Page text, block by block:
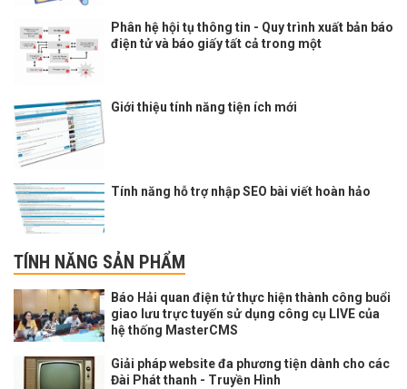
Phân hệ hội tụ thông tin - Quy trình xuất bản báo
điện tử và báo giấy tất cả trong một
Giới thiệu tính năng tiện ích mới
Tính năng hỗ trợ nhập SEO bài viết hoàn hảo
TÍNH NĂNG SẢN PHẨM
Báo Hải quan điện tử thực hiện thành công buổi
giao lưu trực tuyến sử dụng công cụ LIVE của
hệ thống MasterCMS
Giải pháp website đa phương tiện dành cho các
Đài Phát thanh - Truyền Hình